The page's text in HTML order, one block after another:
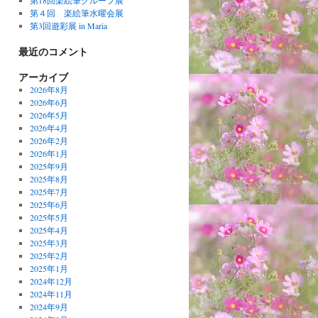
第４回 楽絵筆水曜会展
第3回遊彩展 in Maria
最近のコメント
アーカイブ
2026年8月
2026年6月
2026年5月
2026年4月
2026年2月
2026年1月
2025年9月
2025年8月
2025年7月
2025年6月
2025年5月
2025年4月
2025年3月
2025年2月
2025年1月
2024年12月
2024年11月
2024年9月